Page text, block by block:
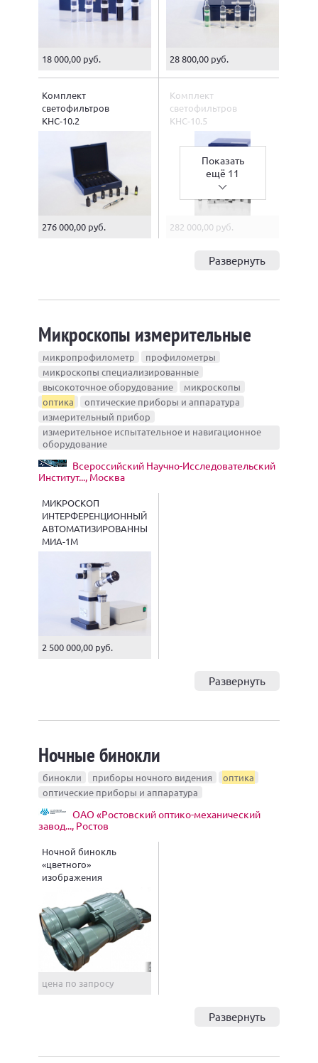
18 000,00 руб. 28 800,00 руб.
Комплект
светофильтров
КНС-10.2
276 000,00 руб.
Комплект
светофильтров
КНС-10.5
Показать
ещё 11
282 000,00 руб.
Развернуть
Микроскопы измерительные
микропрофилометр
профилометры
микроскопы специализированные
высокоточное оборудование
микроскопы
оптика
оптические приборы и аппаратура
измерительный прибор
измерительное испытательное и навигационное
оборудование
Всероссийский Научно-Исследовательский
Институт..., Москва
МИКРОСКОП
ИНТЕРФЕРЕНЦИОННЫЙ
АВТОМАТИЗИРОВАННЫЙ
МИА-1М
(МИКРОПРОФИЛОМЕТР)
2 500 000,00 руб.
Развернуть
Ночные бинокли
бинокли приборы ночного видения
оптика
оптические приборы и аппаратура
ОАО «Ростовский оптико-механический
завод..., Ростов
Ночной бинокль
«цветного»
изображения
цена по запросу
Развернуть